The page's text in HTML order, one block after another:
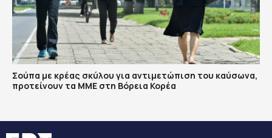
Σούπα με κρέας σκύλου για αντιμετώπιση του καύσωνα,
προτείνουν τα ΜΜΕ στη Βόρεια Κορέα